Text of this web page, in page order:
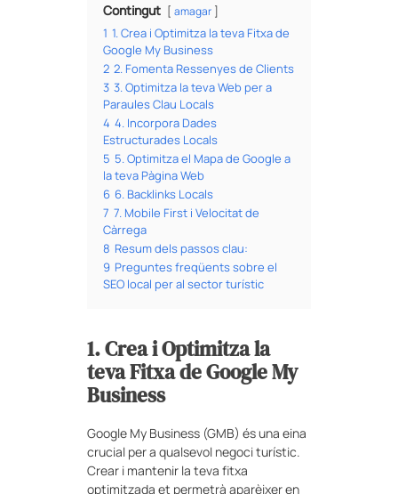
Contingut amagar
1 1. Crea i Optimitza la teva Fitxa de
Google My Business
2 2. Fomenta Ressenyes de Clients
3 3. Optimitza la teva Web per a
Paraules Clau Locals
4 4. Incorpora Dades
Estructurades Locals
5 5. Optimitza el Mapa de Google a
la teva Pàgina Web
6 6. Backlinks Locals
7 7. Mobile First i Velocitat de
Càrrega
8 Resum dels passos clau:
9 Preguntes freqüents sobre el
SEO local per al sector turístic
1. Crea i Optimitza la
teva Fitxa de Google My
Business
Google My Business (GMB) és una eina
crucial per a qualsevol negoci turístic.
Crear i mantenir la teva fitxa
optimitzada et permetrà aparèixer en